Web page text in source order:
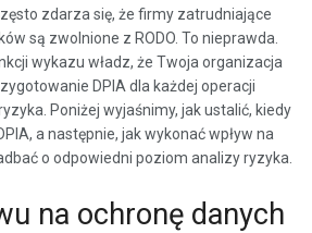
zdarza się, że firmy zatrudniające
są zwolnione z RODO. To nieprawda.
wykazu władz, że Twoja organizacja
DPIA dla każdej operacji
Poniżej wyjaśnimy, jak ustalić, kiedy
a następnie, jak wykonać wpływ na
o odpowiedni poziom analizy ryzyka.
na ochronę danych